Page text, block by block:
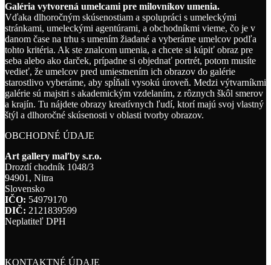
Galéria vytvorená umelcami pre milovníkov umenia.
Vďaka dlhoročným skúsenostiam a spolupráci s umeleckými
stránkami, umeleckými agentúrami, a obchodníkmi vieme, čo je v
danom čase na trhu s umením žiadané a vyberáme umelcov podľa
tohto kritéria. Ak ste znalcom umenia, a chcete si kúpiť obraz pre
seba alebo ako darček, prípadne si objednať portrét, potom musíte
vedieť, že umelcov pred umiestnením ich obrazov do galérie
starostlivo vyberáme, aby spĺňali vysokú úroveň. Medzi výtvarníkmi
galérie sú majstri s akademickým vzdelaním, z rôznych škôl smerov
a krajín. Tu nájdete obrazy kreatívnych ľudí, ktorí majú svoj vlastný
štýl a dlhoročné skúsenosti v oblasti tvorby obrazov.
OBCHODNÉ ÚDAJE
Art gallery maľby s.r.o.
Drozdí chodník 1048/3
94901, Nitra
Slovensko
IČO: 54979170
DIČ: 2121839599
Neplatiteľ DPH
KONTAKTNÉ ÚDAJE